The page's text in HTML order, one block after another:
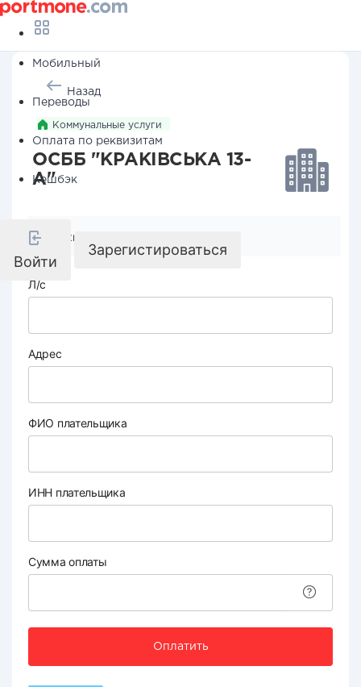
Мобильный
Переводы
Оплата по реквизитам
Кешбэк
Войти
Зарегистироваться
Назад
Коммунальные услуги
ОСББ "КРАКІВСЬКА 13-
А"
Реквизиты компании
Л/с
Адрес
ФИО плательщика
ИНН плательщика
Сумма оплаты
Оплатить